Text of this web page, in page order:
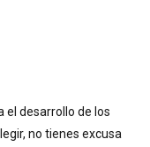
el desarrollo de los
no tienes excusa